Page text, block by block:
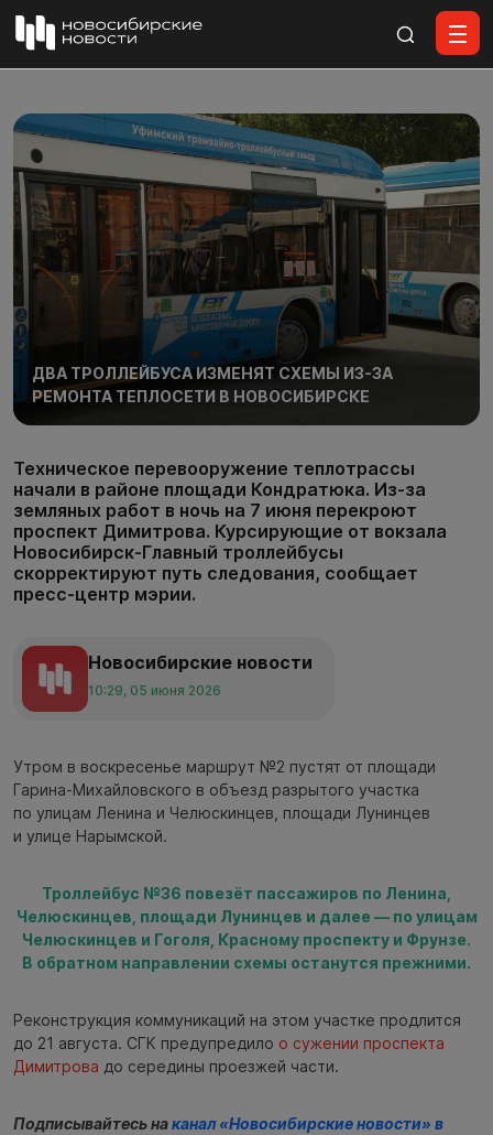
ДВА ТРОЛЛЕЙБУСА ИЗМЕНЯТ СХЕМЫ ИЗ-ЗА
РЕМОНТА ТЕПЛОСЕТИ В НОВОСИБИРСКЕ
Техническое перевооружение теплотрассы
начали в районе площади Кондратюка. Из-за
земляных работ в ночь на 7 июня перекроют
проспект Димитрова. Курсирующие от вокзала
Новосибирск-Главный троллейбусы
скорректируют путь следования, сообщает
пресс-центр мэрии.
Новосибирские новости
10:29, 05 июня 2026
Утром в воскресенье маршрут №2 пустят от площади
Гарина-Михайловского в объезд разрытого участка
по улицам Ленина и Челюскинцев, площади Лунинцев
и улице Нарымской.
Троллейбус №36 повезёт пассажиров по Ленина,
Челюскинцев, площади Лунинцев и далее — по улицам
Челюскинцев и Гоголя, Красному проспекту и Фрунзе.
В обратном направлении схемы останутся прежними.
Реконструкция коммуникаций на этом участке продлится
до 21 августа. СГК предупредило о сужении проспекта
Димитрова до середины проезжей части.
Подписывайтесь наканал «Новосибирские новости» в